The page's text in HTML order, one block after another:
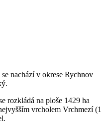
nachází v okrese Rychnov
rozkládá na ploše 1429 ha
vrcholem Vrchmezí (1